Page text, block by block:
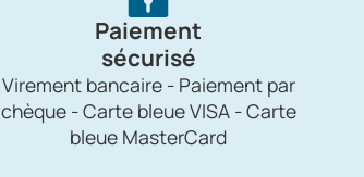
Paiement
sécurisé
Virement bancaire - Paiement par
chèque - Carte bleue VISA - Carte
bleue MasterCard